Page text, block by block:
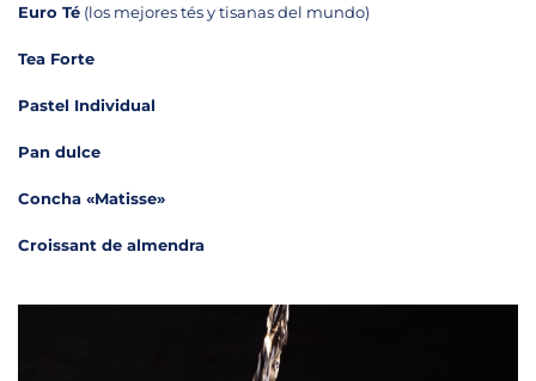
Euro Té (los mejores tés y tisanas del mundo)
Tea Forte
Pastel Individual
Pan dulce
Concha «Matisse»
Croissant de almendra